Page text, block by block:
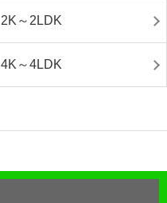
2K～2LDK
4K～4LDK